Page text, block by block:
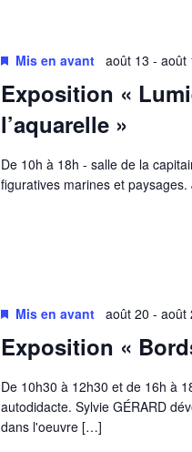
Exposition «
l’aquarelle »
Mis en avant août 13 - août
De 10h à 18h - salle de la
figuratives marines et
Exposition «
Mis en avant août 20 - août
De 10h30 à 12h30 et de 16h à
autodidacte. Sylvie GÉRARD
dans l'oeuvre […]